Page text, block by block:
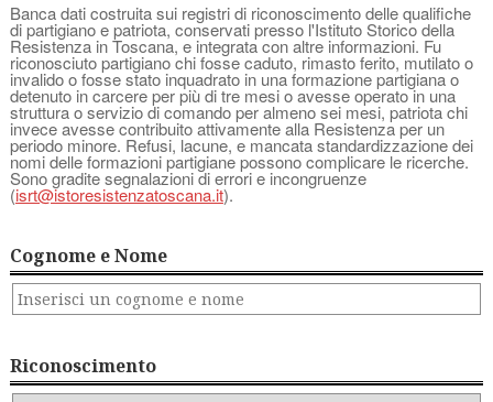
Banca dati costruita sui registri di riconoscimento delle qualifiche
di partigiano e patriota, conservati presso l'Istituto Storico della
Resistenza in Toscana, e integrata con altre informazioni. Fu
riconosciuto partigiano chi fosse caduto, rimasto ferito, mutilato o
invalido o fosse stato inquadrato in una formazione partigiana o
detenuto in carcere per più di tre mesi o avesse operato in una
struttura o servizio di comando per almeno sei mesi, patriota chi
invece avesse contribuito attivamente alla Resistenza per un
periodo minore. Refusi, lacune, e mancata standardizzazione dei
nomi delle formazioni partigiane possono complicare le ricerche.
Sono gradite segnalazioni di errori e incongruenze
(isrt@istoresistenzatoscana.it).
Cognome e Nome
Riconoscimento